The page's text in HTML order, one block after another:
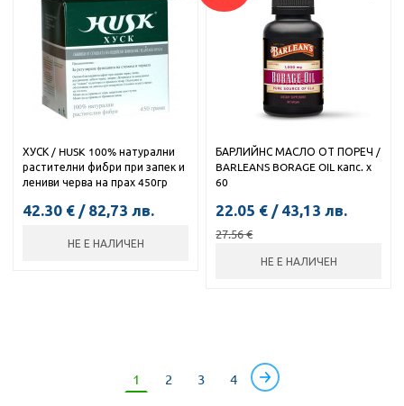
ХУСК / HUSK 100% натурални
растителни фибри при запек и
лениви черва на прах 450гр
42.30 € / 82,73 лв.
НЕ Е НАЛИЧЕН
БАРЛИЙНС МАСЛО ОТ ПОРЕЧ /
BARLEANS BORAGE OIL капс. х
60
22.05 € / 43,13 лв.
27.56€
НЕ Е НАЛИЧЕН
1 2 3 4